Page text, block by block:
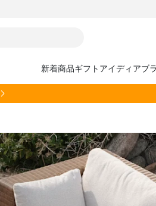
新着商品ギフトアイディアブ